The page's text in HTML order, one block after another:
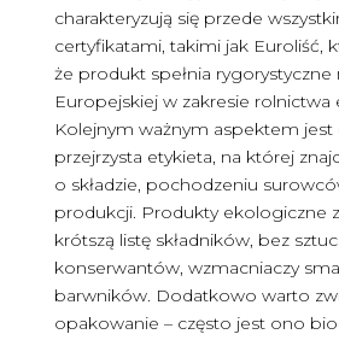
charakteryzują się przede
certyfikatami, takimi jak Euroliść,
że produkt spełnia rygorystyczne
Europejskiej w zakresie
Kolejnym ważnym aspektem jest
przejrzysta etykieta, na której
o składzie, pochodzeniu
produkcji. Produkty ekologiczne
krótszą listę składników, bez
konserwantów, wzmacniaczy
barwników. Dodatkowo warto
opakowanie – często jest ono